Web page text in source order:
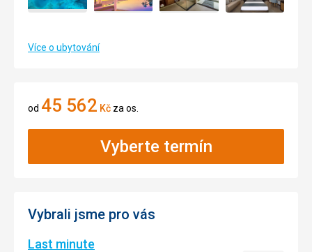
Více o ubytování
od 45 562 Kč za os.
Vyberte termín
Vybrali jsme pro vás
Last minute